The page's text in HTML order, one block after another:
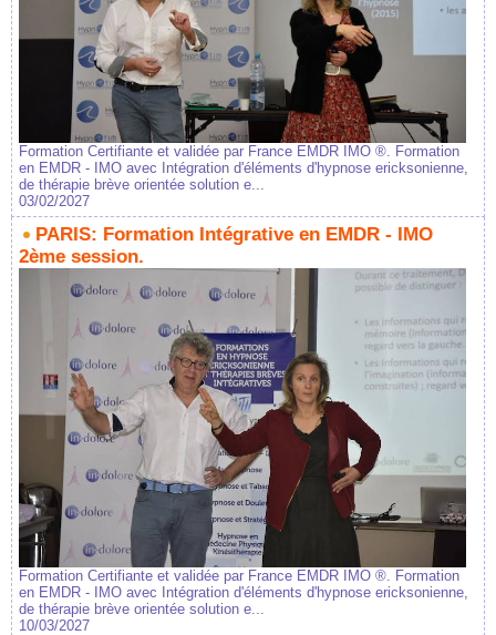
Formation Certifiante et validée par France EMDR IMO ®. Formation
en EMDR - IMO avec Intégration d'éléments d'hypnose ericksonienne,
de thérapie brève orientée solution e...
03/02/2027
PARIS: Formation Intégrative en EMDR - IMO
2ème session.
Formation Certifiante et validée par France EMDR IMO ®. Formation
en EMDR - IMO avec Intégration d'éléments d'hypnose ericksonienne,
de thérapie brève orientée solution e...
10/03/2027